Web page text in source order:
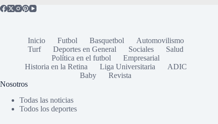
Inicio Futbol Basquetbol
Automovilismo
Turf
Deportes en General Sociales
Salud
Política en el futbol
Empresarial
Historia en la Retina
Liga Universitaria
ADIC
Baby
Revista
Nosotros
Todas las noticias
Todos los deportes